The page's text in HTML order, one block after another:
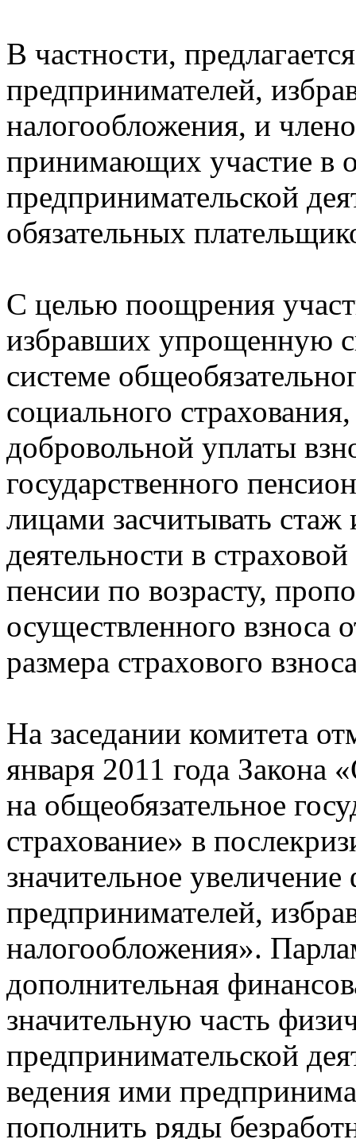
В частности,
предпринимателей,
налогообложения, и
принимающих участие в
предпринимательской
обязательных
С целью поощрения
избравших упрощенную
системе
социального
добровольной уплаты
государственного
лицами засчитывать
деятельности в
пенсии по возрасту,
осуществленного взноса
размера страхового
На заседании комитета
января 2011 года Закона
на общеобязательное
страхование» в
значительное
предпринимателей,
налогообложения».
дополнительная
значительную часть
предпринимательской
ведения ими
пополнить ряды